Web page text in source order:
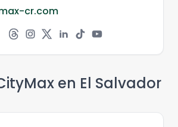
cr.com
en El Salvador